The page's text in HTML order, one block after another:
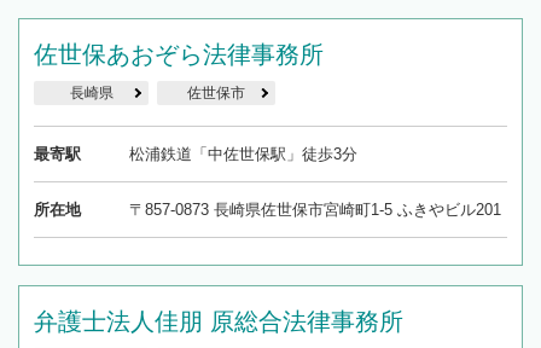
佐世保あおぞら法律事務所
長崎県 佐世保市
最寄駅 松浦鉄道「中佐世保駅」徒歩3分
所在地 〒857-0873 長崎県佐世保市宮崎町1-5 ふきやビル201
弁護士法人佳朋 原総合法律事務所